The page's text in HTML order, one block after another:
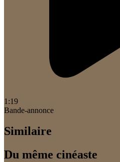
1:19
Bande-annonce
Similaire
Du même cinéaste